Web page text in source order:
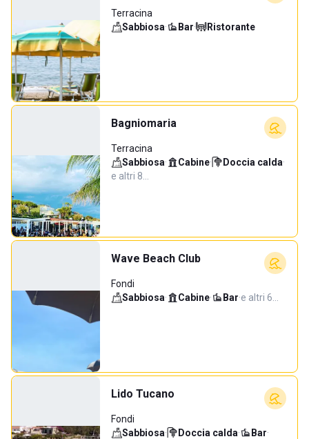
Terracina
Sabbiosa· Bar· Ristorante
Bagniomaria
Terracina
Sabbiosa· Cabine· Doccia calda·
e altri 8…
Wave Beach Club
Fondi
Sabbiosa· Cabine· Bar·e altri 6…
Lido Tucano
Fondi
Sabbiosa· Doccia calda· Bar·